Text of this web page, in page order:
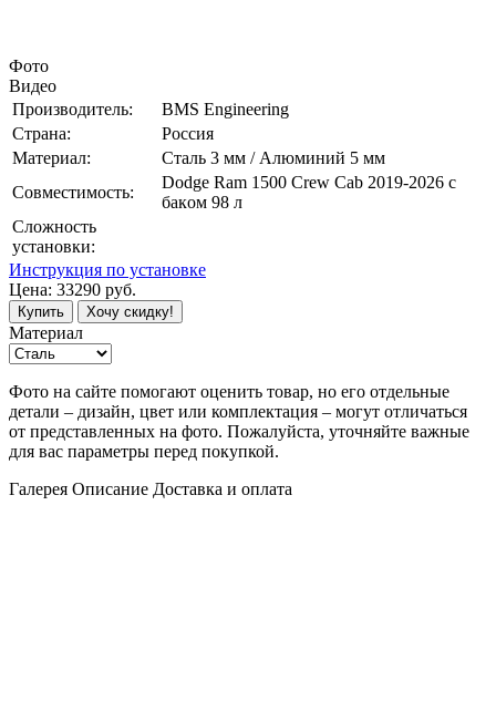
Фото
Видео
Производитель:
BMS Engineering
Страна:
Россия
Материал:
Сталь 3 мм / Алюминий 5 мм
Совместимость:
Dоdgе Ram 1500 Сrew Cab 2019-2026 c
бакoм 98 л
Сложность
установки:
Инструкция по установке
Цена: 33290 руб.
Купить Хочу скидку!
Материал
Фото на сайте помогают оценить товар, но его отдельные
детали – дизайн, цвет или комплектация – могут отличаться
от представленных на фото. Пожалуйста, уточняйте важные
для вас параметры перед покупкой.
Галерея Описание Доставка и оплата